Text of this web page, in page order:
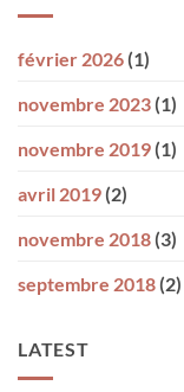
février 2026 (1)
novembre 2023 (1)
novembre 2019 (1)
avril 2019 (2)
novembre 2018 (3)
septembre 2018 (2)
LATEST